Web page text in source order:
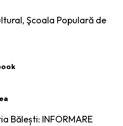
, Şcoala Populară de
Bălești: INFORMARE